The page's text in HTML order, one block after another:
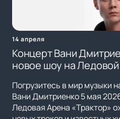
14 апреля
Концерт Вани
новое шоу на
Погрузитесь в мир музыки
Вани Дмитриенко 5 мая
Ледовая Арена «Трактор»